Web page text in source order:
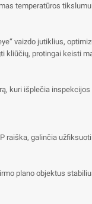
temperatūros
vaizdo jutiklius,
kliūčių, protingai keisti
kuri išplečia
raiška, galinčia
plano objektus